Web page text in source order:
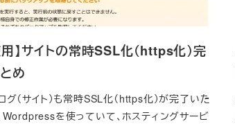
】サイトの常時SSL化（https化）完
め
グ（サイト）も常時SSL化（https化）が完了いた
Wordpressを使っていて、ホスティングサービ